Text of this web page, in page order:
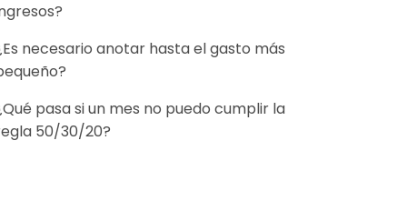
necesario anotar hasta el gasto más
pasa si un mes no puedo cumplir la
50/30/20?